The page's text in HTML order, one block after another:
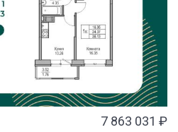
7 863 031 ₽